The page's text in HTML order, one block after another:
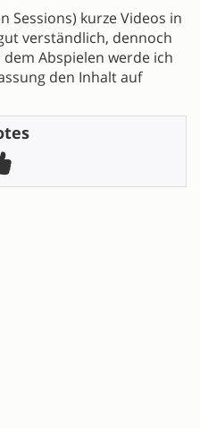
Sessions) kurze Videos in
verständlich, dennoch
Abspielen werde ich
den Inhalt auf